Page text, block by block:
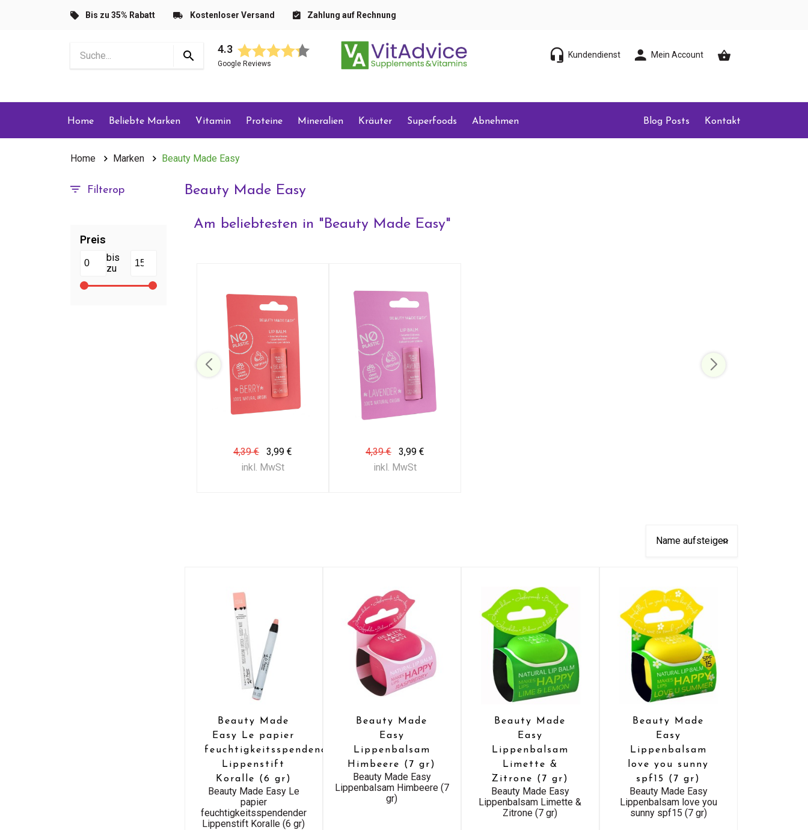
Bis zu 35% Rabatt Kostenloser Versand Zahlung auf Rechnung
4.3
Google Reviews
Kundendienst Mein Account
Home Beliebte Marken Vitamin Proteine Mineralien Kräuter Superfoods Abnehmen Blog Posts Kontakt
Home Marken Beauty Made Easy
Filterop
Preis
bis
zu
Beauty Made Easy
Am beliebtesten in "Beauty Made Easy"
4,39 €
3,99 €
inkl. MwSt
4,39 €
3,99 €
inkl. MwSt
Beauty Made
Easy Le papier
feuchtigkeitsspendender
Lippenstift
Koralle (6 gr)
Beauty Made Easy Le
papier
feuchtigkeitsspendender
Lippenstift Koralle (6 gr)
Beauty Made
Easy
Lippenbalsam
Himbeere (7 gr)
Beauty Made Easy
Lippenbalsam Himbeere (7
gr)
Beauty Made
Easy
Lippenbalsam
Limette &
Zitrone (7 gr)
Beauty Made Easy
Lippenbalsam Limette &
Zitrone (7 gr)
Beauty Made
Easy
Lippenbalsam
love you sunny
spf15 (7 gr)
Beauty Made Easy
Lippenbalsam love you
sunny spf15 (7 gr)